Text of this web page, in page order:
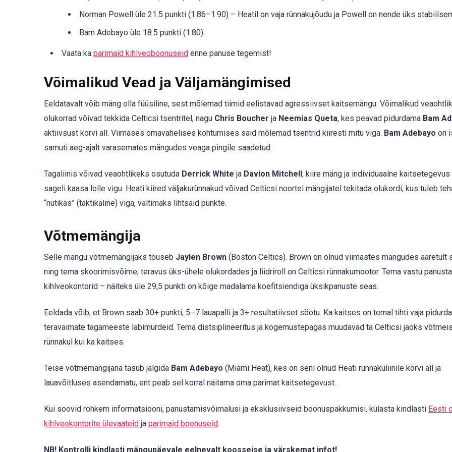
Norman Powell üle 21.5 punkti (1.86–1.90) – Heatil on vaja rünnakujõudu ja Powell on nende üks
Bam Adebayo üle 18.5 punkti (1.80).
Vaata ka parimaid kihlveoboonuseid enne panuse tegemist!
Võimalikud Vead ja Väljamängimised
Eeldatavalt võib mäng olla füüsiline, sest mõlemad tiimid eelistavad agressiivset kaitsemängu. Võimalikud
olukorrad võivad tekkida Celticsi tsentritel, nagu Chris Boucher ja Neemias Queta, kes peavad pidurdama Bam
aktiivsust korvi all. Viimases omavahelises kohtumises said mõlemad tsentrid kiiresti mitu viga. Bam Adebayo on
samuti aeg-ajalt varasemates mängudes veaga pingile saadetud.
Tagaliinis võivad veaohtlikeks osutuda Derrick White ja Davion Mitchell ; kiire mäng ja individuaalne kaitsetegevus
sageli kaasa lolle vigu. Heati kiired väljakurünnakud võivad Celticsi noortel mängijatel tekitada olukordi, kus tuleb
“nutikas” (taktikaline) viga, vältimaks lihtsaid punkte.
Võtmemängija
Selle mängu võtmemängijaks tõuseb Jaylen Brown (Boston Celtics). Brown on olnud viimastes mängudes ääretult
ning tema skoorimisvõime, teravus üks-ühele olukordades ja liidriroll on Celticsi rünnakumootor. Tema vastu
kihlveokontorid – näiteks üle 29,5 punkti on kõige madalama koefitsiendiga üksikpanuste seas.
Eeldada võib, et Brown saab 30+ punkti, 5–7 lauapalli ja 3+ resultatiivset söötu. Ka kaitses on temal tihti vaja
teravaimate tagameeste läbimurdeid. Tema distsiplineeritus ja kogemustepagas muudavad ta Celticsi jaoks
rünnakul kui ka kaitses.
Teise võtmemängijana tasub jälgida Bam Adebayo (Miami Heat), kes on seni olnud Heati rünnakuliinile korvi all ja
lauavõitluses asendamatu, ent peab sel korral näitama oma parimat kaitsetegevust.
Kui soovid rohkem informatsiooni, panustamisvõimalusi ja eksklusiivseid boonuspakkumisi, külasta kindlasti Eesti
kihlveokontorite ülevaateid ja parimaid boonuseid.
NB! Kontrolli kindlasti mängupäevale eelnevalt koosseise ja värskemat infot!